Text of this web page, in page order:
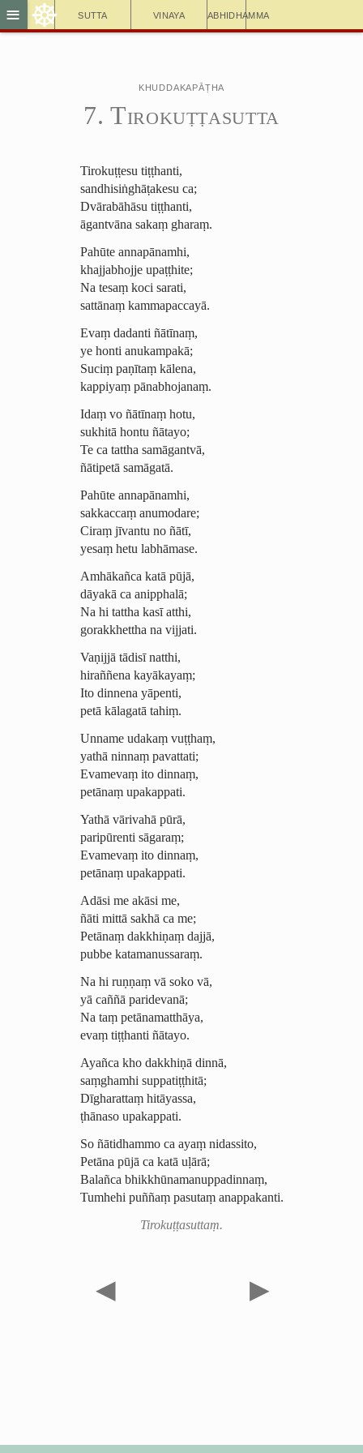
Sutta Vinaya Abhidhamma
≡ ☸
Khuddakapāṭha
7. Tirokuṭṭasutta
Tirokuṭṭesu tiṭṭhanti,
sandhisiṅghāṭakesu ca;
Dvārabāhāsu tiṭṭhanti,
āgantvāna sakaṃ gharaṃ.
Pahūte annapānamhi,
khajjabhojje upaṭṭhite;
Na tesaṃ koci sarati,
sattānaṃ kammapaccayā.
Evaṃ dadanti ñātīnaṃ,
ye honti anukampakā;
Suciṃ paṇītaṃ kālena,
kappiyaṃ pānabhojanaṃ.
Idaṃ vo ñātīnaṃ hotu,
sukhitā hontu ñātayo;
Te ca tattha samāgantvā,
ñātipetā samāgatā.
Pahūte annapānamhi,
sakkaccaṃ anumodare;
Ciraṃ jīvantu no ñātī,
yesaṃ hetu labhāmase.
Amhākañca katā pūjā,
dāyakā ca anipphalā;
Na hi tattha kasī atthi,
gorakkhettha na vijjati.
Vaṇijjā tādisī natthi,
hiraññena kayākayaṃ;
Ito dinnena yāpenti,
petā kālagatā tahiṃ.
Unname udakaṃ vuṭṭhaṃ,
yathā ninnaṃ pavattati;
Evamevaṃ ito dinnaṃ,
petānaṃ upakappati.
Yathā vārivahā pūrā,
paripūrenti sāgaraṃ;
Evamevaṃ ito dinnaṃ,
petānaṃ upakappati.
Adāsi me akāsi me,
ñāti mittā sakhā ca me;
Petānaṃ dakkhiṇaṃ dajjā,
pubbe katamanussaraṃ.
Na hi ruṇṇaṃ vā soko vā,
yā caññā paridevanā;
Na taṃ petānamatthāya,
evaṃ tiṭṭhanti ñātayo.
Ayañca kho dakkhiṇā dinnā,
saṃghamhi suppatiṭṭhitā;
Dīgharattaṃ hitāyassa,
ṭhānaso upakappati.
So ñātidhammo ca ayaṃ nidassito,
Petāna pūjā ca katā uḷārā;
Balañca bhikkhūnamanuppadinnaṃ,
Tumhehi puññaṃ pasutaṃ anappakanti.
Tirokuṭṭasuttaṃ.
◀ ▶